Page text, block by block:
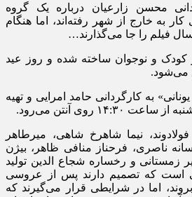
محسن زارعیان درباره یک گروه
به خارج از شهر رفته‌اند، اما هنگام
فیلم را جا می‌گذارند…
کودک و نوجوان ساخته شده و روز عید
به کارگردانی حامد امرایی و تهیه
روی آنتن می‌رود.
نیما شاهرخ شاهی، میرطاهر
ناصری، فرحناز منافی ظاهر، بیژن
زمستانی و رخساره شجاع الدین تولید
است که تصمیم دارند پس از عروسی
اما در شرایطی قرار می‌گیرند که